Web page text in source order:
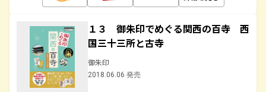
１３ 御朱印でめぐる関西の百寺 西
国三十三所と古寺
御朱印
2018.06.06 発売